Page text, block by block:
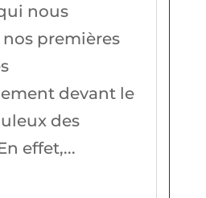
nous
premières
devant le
des
effet,...